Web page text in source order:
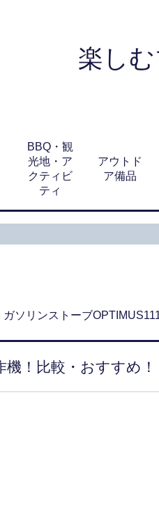
楽し
BBQ・観
光地・ア
クティビ
ティ
アウトド
ア備品
ガソリンストーブ
！比較・おすすめ！